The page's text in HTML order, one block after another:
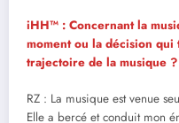
iHH™ : Concernant la
moment ou la décision
trajectoire de la musique ?
RZ : La musique est venue
Elle a bercé et conduit mon